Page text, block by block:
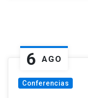
6 AGO
Conferencias